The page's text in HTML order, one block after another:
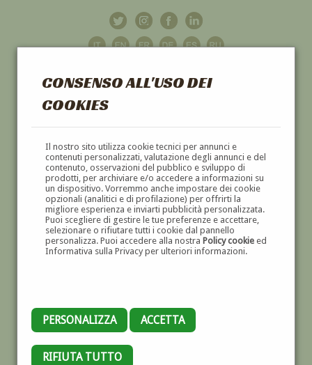
CONSENSO ALL'USO DEI
COOKIES
Il nostro sito utilizza cookie tecnici per annunci e
contenuti personalizzati, valutazione degli annunci e del
contenuto, osservazioni del pubblico e sviluppo di
prodotti, per archiviare e/o accedere a informazioni su
un dispositivo. Vorremmo anche impostare dei cookie
opzionali (analitici e di profilazione) per offrirti la
migliore esperienza e inviarti pubblicità personalizzata.
Puoi scegliere di gestire le tue preferenze e accettare,
selezionare o rifiutare tutti i cookie dal pannello
personalizza. Puoi accedere alla nostra Policy cookieed
Informativa sulla Privacy per ulteriori informazioni.
PERSONALIZZA ACCETTA
RIFIUTA TUTTO
GALLERIAD'ARTE
DIPINTI E SCULTURE '800 E '900